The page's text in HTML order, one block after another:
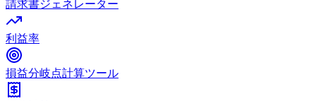
請求書ジェネレーター
利益率
損益分岐点計算ツール